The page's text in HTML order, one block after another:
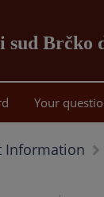
sud
Your
Information